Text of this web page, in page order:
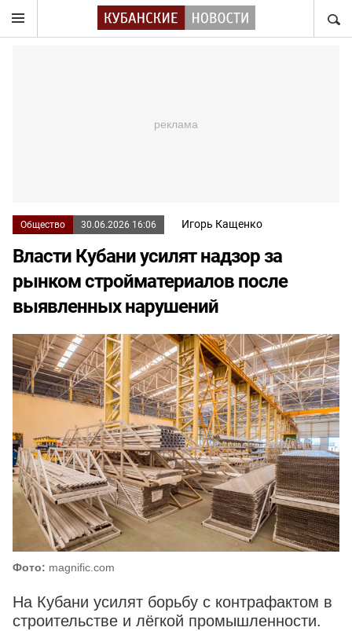
Общество 30.06.2026 16:06 Игорь Кащенко
Власти Кубани усилят надзор за
рынком стройматериалов после
выявленных нарушений
Фото: magnific.com
На Кубани усилят борьбу с контрафактом в
строительстве и лёгкой промышленности.